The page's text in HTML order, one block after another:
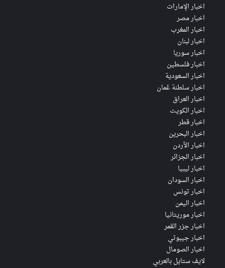
اخبار الإمارات
اخبار مصر
اخبار المغرب
اخبار لبنان
اخبار سوريا
اخبار فلسطين
اخبار السعودية
اخبار سلطنة عُمان
اخبار العراق
اخبار الكويت
اخبار قطر
اخبار البحرين
اخبار الأردن
اخبار الجزائر
اخبار ليبيا
اخبار السودان
اخبار تونس
اخبار اليمن
اخبار موريتانيا
اخبار جزر القمر
اخبار جيبوتي
اخبار الصومال
لايف ستايل بالعربي